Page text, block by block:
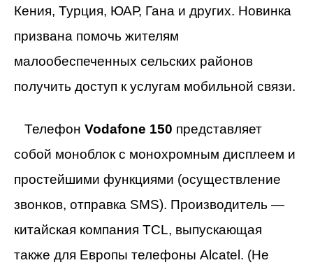
Кения, Турция, ЮАР, Гана и других. Новинка
призвана помочь жителям
малообеспеченных сельских районов
получить доступ к услугам мобильной связи.
Телефон Vodafone 150 представляет
собой моноблок с монохромным дисплеем и
простейшими функциями (осуществление
звонков, отправка SMS). Производитель —
китайская компания TCL, выпускающая
также для Европы телефоны Alcatel. (Не